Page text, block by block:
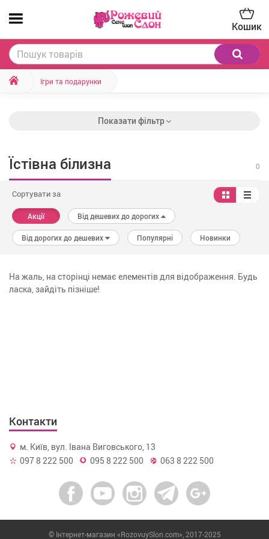
Кошик
Ігри та подарунки
Показати фільтр
Їстівна білизна 0
Сортувати за
Акції Від дешевих до дорогих
Від дорогих до дешевих Популярні Новинки
На жаль, на сторінці немає елементів для відображення. Будь
ласка, зайдіть пізніше!
Контакти
м. Київ, вул. Івана Виговського, 13
097 8 222 500
095 8 222 500 063 8 222 500
© Інтернет-магазин «RozovuySlon.com», 2017-2025